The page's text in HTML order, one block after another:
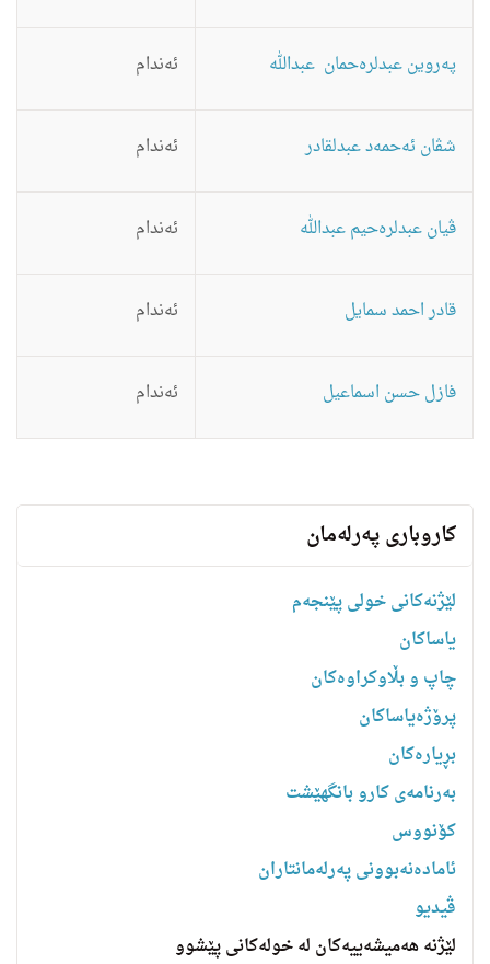
په‌روین عبدلره‌حمان عبدالله ئه‌ندام
شڤان ئه‌حمه‌د عبدلقادر ئه‌ندام
ڤیان عبدلره‌حیم عبدالله ئه‌ندام
قادر احمد سمایل ئه‌ندام
فازل حسن اسماعیل ئه‌ندام
کاروباری پەرلەمان
لێژنەکانی خولی پێنجەم
یاساكان
چاپ و بڵاوکراوەکان
پرۆژەیاساکان
بڕیارەکان
به‌رنامه‌ى كارو بانگهێشت
کۆنووس
ئامادەنەبوونی پەرلەمانتاران
ڤیدیو
لێژنە هەمیشەییەکان لە خولەکانی پێشوو